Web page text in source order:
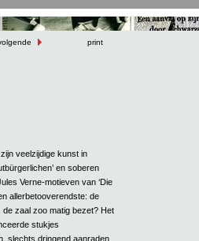
print
veelzijdige kunst in
en soberen
Verne-motieven van ‘Die
allerbetooverendste: de
de zaal zoo matig bezet? Het
stukjes
slechts dringend aanraden